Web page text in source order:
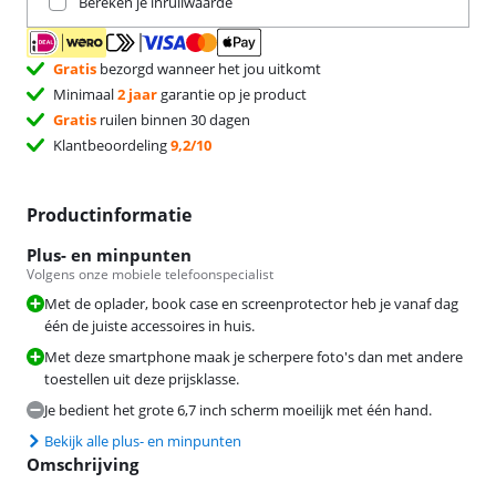
Gratis bezorgd wanneer het jou uitkomt
Minimaal2 jaargarantie op je product
Gratis ruilen binnen 30 dagen
Klantbeoordeling9,2/10
Productinformatie
Plus- en minpunten
Volgens onze mobiele telefoonspecialist
Met de oplader, book case en screenprotector heb je vanaf dag
één de juiste accessoires in huis.
Met deze smartphone maak je scherpere foto's dan met andere
toestellen uit deze prijsklasse.
Je bedient het grote 6,7 inch scherm moeilijk met één hand.
Bekijk alle plus- en minpunten
Omschrijving